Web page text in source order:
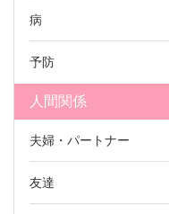
病
予防
人間関係
夫婦・パートナー
友達